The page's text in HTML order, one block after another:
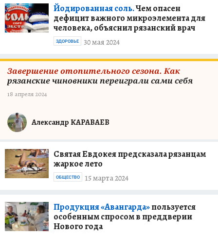
Йодированная соль.Чем опасен
дефицит важного микроэлемента для
человека, объяснил рязанский врач
30 мая 2024
ЗДОРОВЬЕ
Завершение отопительного сезона. Как
рязанские чиновники переиграли сами себя
18 апреля 2024
Александр КАРАВАЕВ
Святая Евдокея предсказала рязанцам
жаркое лето
15 марта 2024
ОБЩЕСТВО
Продукция «Авангарда»пользуется
особенным спросом в преддверии
Нового года